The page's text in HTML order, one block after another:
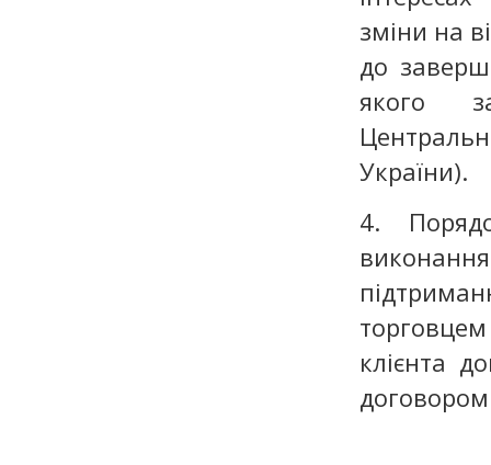
зміни на
до
якого
України).
4.
клієнта